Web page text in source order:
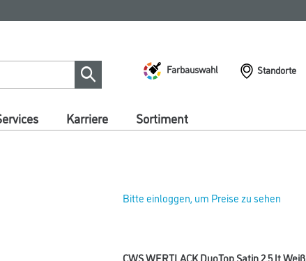
Farbauswahl
Standorte
Karriere Sortiment
Bitte einloggen, um Preise zu sehen
CWS WERTLACK DuoTop Satin 2,5 lt Weiß